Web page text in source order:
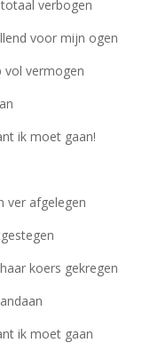
verbogen
voor mijn ogen
vol vermogen
ik moet gaan!
ver afgelegen
koers gekregen
ik moet gaan